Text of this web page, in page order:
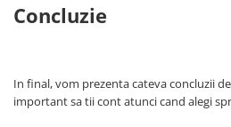
Concluzie
In final, vom prezenta cateva concluzii
important sa tii cont atunci cand alegi